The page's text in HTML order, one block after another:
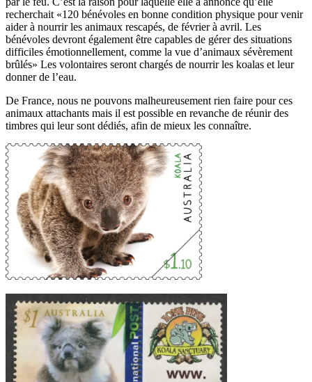
recherchait «120 bénévoles en bonne condition physique pour venir
aider à nourrir les animaux rescapés, de février à avril. Les
bénévoles devront également être capables de gérer des situations
difficiles émotionnellement, comme la vue d’animaux sévèrement
brûlés» Les volontaires seront chargés de nourrir les koalas et leur
donner de l’eau.
De France, nous ne pouvons malheureusement rien faire pour ces
animaux attachants mais il est possible en revanche de réunir des
timbres qui leur sont dédiés, afin de mieux les connaître.